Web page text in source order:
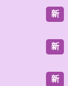
新
新
新